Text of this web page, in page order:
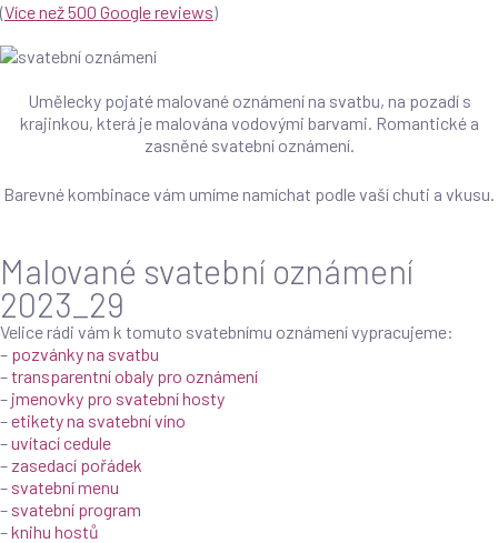
(Více než 500 Google reviews)
Umělecky pojaté malované oznámení na svatbu, na pozadí s
krajinkou, která je malována vodovými barvami. Romantické a
zasněné svatební oznámení.
Barevné kombinace vám umíme namíchat podle vaší chuti a vkusu.
Malované svatební oznámení
2023_29
Velice rádi vám k tomuto svatebnímu oznámení vypracujeme:
– pozvánky na svatbu
–transparentní obaly pro oznámení
– jmenovky pro svatební hosty
–etikety na svatební víno
–uvítací cedule
– zasedací pořádek
– svatební menu
– svatební program
–knihu hostů